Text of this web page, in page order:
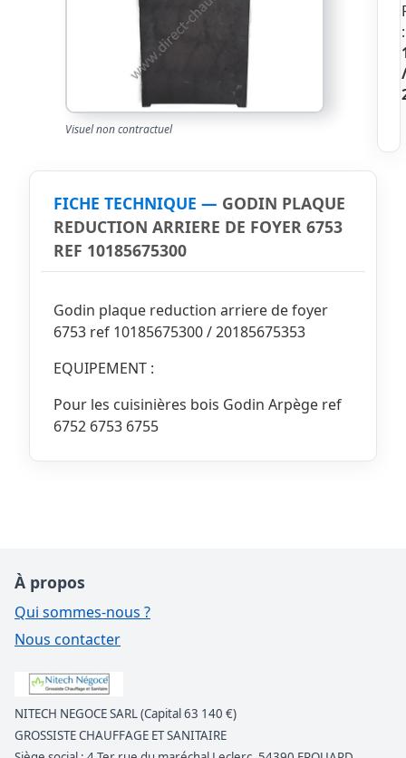
Visuel non contractuel
:
FICHE TECHNIQUE — GODIN PLAQUE
REDUCTION ARRIERE DE FOYER 6753
REF 10185675300
Godin plaque reduction arriere de foyer
6753 ref 10185675300 / 20185675353
EQUIPEMENT :
Pour les cuisinières bois Godin Arpège ref
6752 6753 6755
À propos
Qui sommes-nous ?
Nous contacter
NITECH NEGOCE SARL (Capital 63 140 €)
GROSSISTE CHAUFFAGE ET SANITAIRE